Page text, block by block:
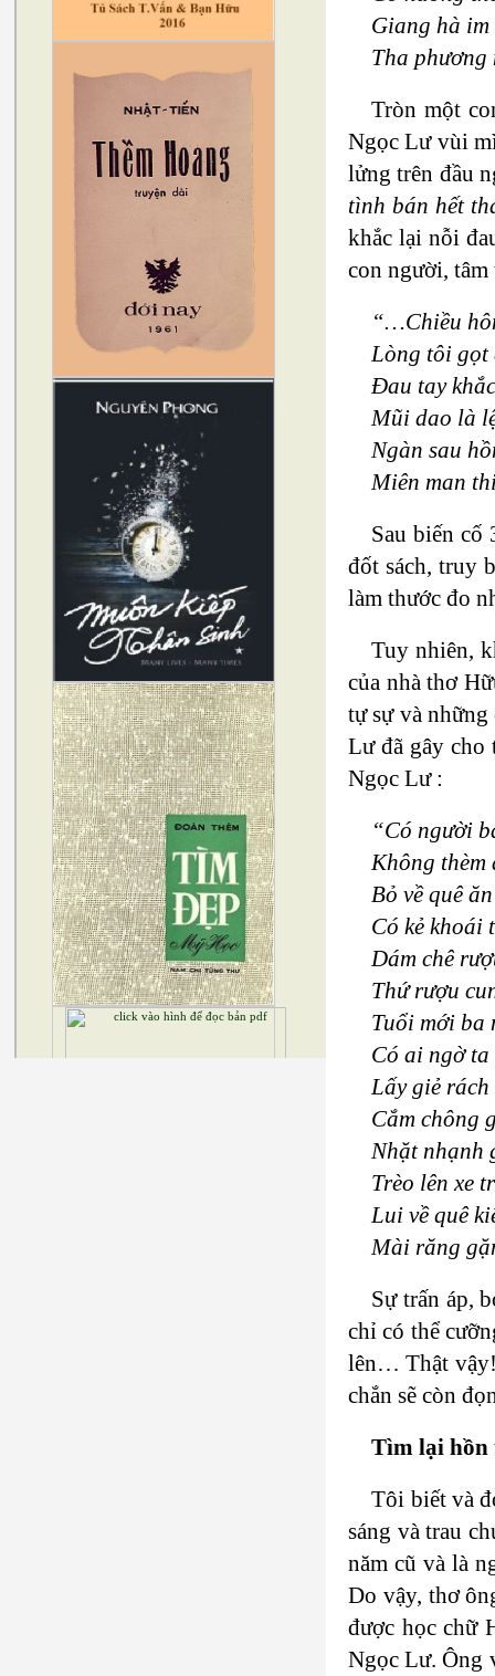
Giang hà im
Tha
Tròn một
Ngọc Lư vùi
lửng trên đầu
tình bán hết
khắc lại nỗi
con người,
“…Chiều
Lòng tôi gọt
Đau tay
Mũi dao là
Ngàn sau
Miên man
Sau biến
đốt sách, truy
làm thước đo
Tuy nhiên,
của nhà thơ
tự sự và
Lư đã gây cho
Ngọc Lư :
“Có người
Không thèm
Bỏ về quê
Có kẻ khoái
Dám chê
Thứ rượu
Tuổi mới ba
Có ai ngờ
Lấy giẻ
Cắm chông
Nhặt nhạnh
Trèo lên xe
Lui về quê
Mài răng
Sự trấn áp,
chỉ có thể
lên… Thật vậy!
chắn sẽ còn
Tìm lại hồn
Tôi biết và
sáng và trau
năm cũ và là
Do vậy, thơ
được học chữ
Ngọc Lư. Ông